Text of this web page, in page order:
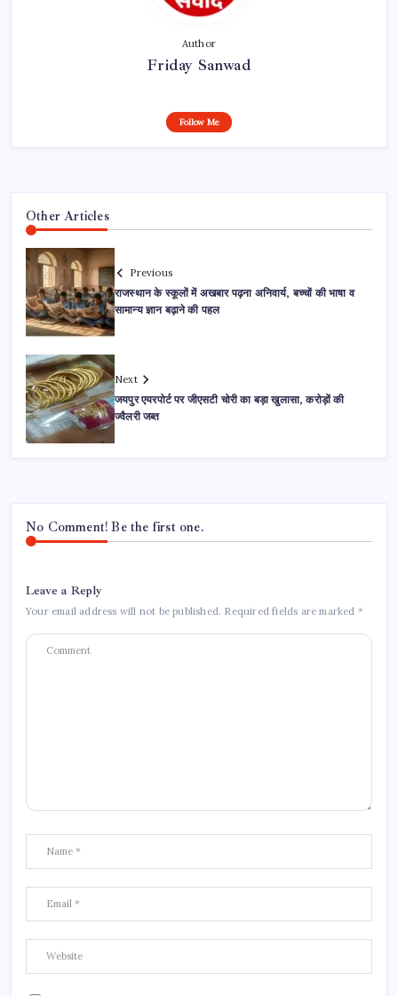
Author
Friday Sanwad
Follow Me
Other Articles
Previous
राजस्थान के स्कूलों में अखबार पढ़ना अनिवार्य, बच्चों की भाषा व
सामान्य ज्ञान बढ़ाने की पहल
Next
जयपुर एयरपोर्ट पर जीएसटी चोरी का बड़ा खुलासा, करोड़ों की
ज्वैलरी जब्त
No Comment! Be the first one.
Leave a Reply
Your email address will not be published. Required fields are marked *